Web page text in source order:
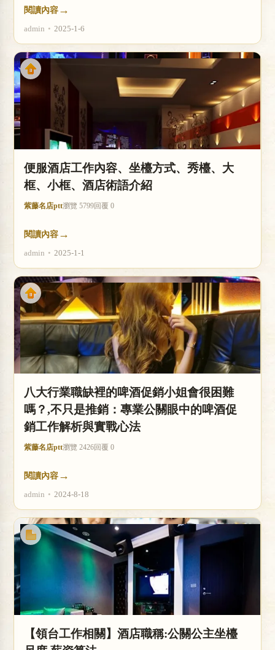
閱讀內容 →
admin • 2025-1-6
便服酒店工作內容、坐檯方式、秀檯、大
框、小框、酒店術語介紹
紫藤名店ptt瀏覽 5799回覆 0
閱讀內容 →
admin • 2025-1-1
八大行業職缺裡的啤酒促銷小姐會很困難
嗎？,不只是推銷：專業公關眼中的啤酒促
銷工作解析與實戰心法
紫藤名店ptt瀏覽 2426回覆 0
閱讀內容 →
admin • 2024-8-18
【領台工作相關】酒店職稱:公關公主坐檯